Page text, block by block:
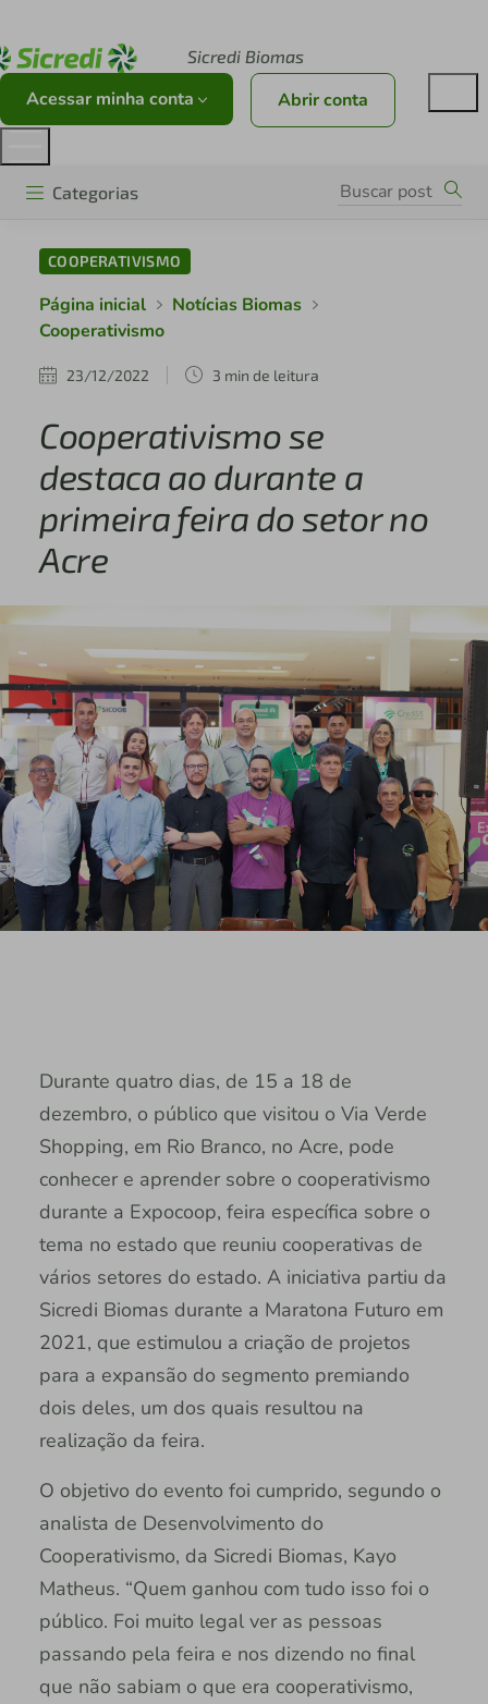
Sicredi Biomas
Acessar minha conta Abrir conta
Categorias
COOPERATIVISMO
Página inicial
Notícias Biomas
Cooperativismo
23/12/2022 3 min de leitura
Cooperativismo se
destaca ao durante a
primeira feira do setor no
Acre
Durante quatro dias, de 15 a 18 de
dezembro, o público que visitou o Via Verde
Shopping, em Rio Branco, no Acre, pode
conhecer e aprender sobre o cooperativismo
durante a Expocoop, feira específica sobre o
tema no estado que reuniu cooperativas de
vários setores do estado. A iniciativa partiu da
Sicredi Biomas durante a Maratona Futuro em
2021, que estimulou a criação de projetos
para a expansão do segmento premiando
dois deles, um dos quais resultou na
realização da feira.
O objetivo do evento foi cumprido, segundo o
analista de Desenvolvimento do
Cooperativismo, da Sicredi Biomas, Kayo
Matheus. “Quem ganhou com tudo isso foi o
público. Foi muito legal ver as pessoas
passando pela feira e nos dizendo no final
que não sabiam o que era cooperativismo,